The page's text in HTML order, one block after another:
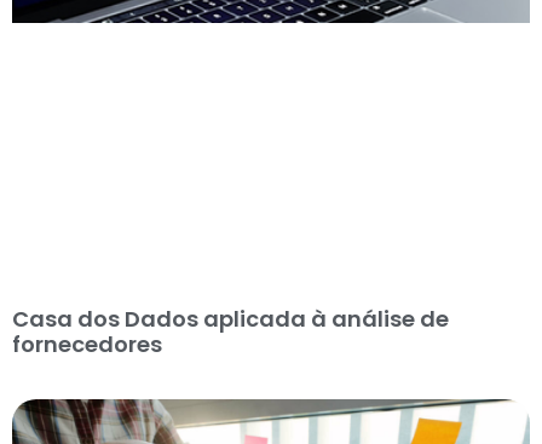
Casa dos Dados aplicada à análise de
fornecedores